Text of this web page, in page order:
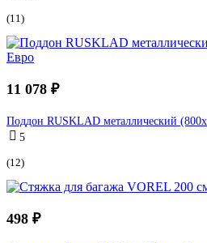
(11)
11 078 ₽
Поддон RUSKLAD металлический
5
(12)
498 ₽